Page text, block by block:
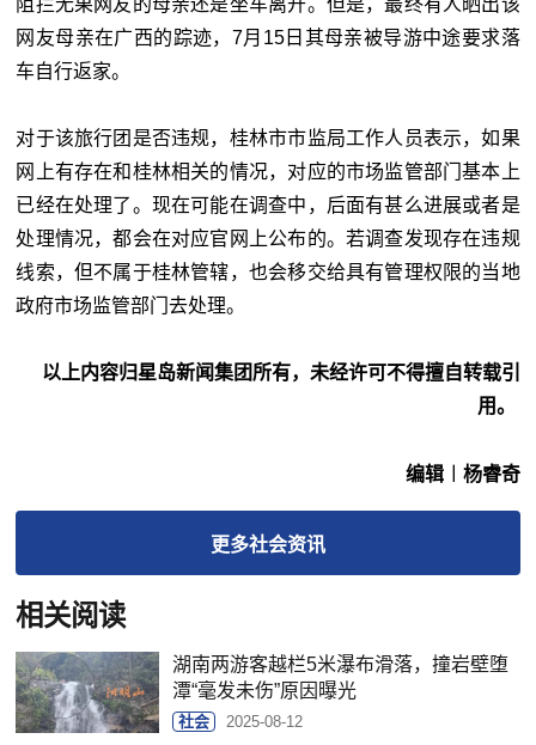
网友母亲在广西的踪迹，7月15日其母亲被导游中途要求落
车自行返家。
对于该旅行团是否违规，桂林市市监局工作人员表示，如果
网上有存在和桂林相关的情况，对应的市场监管部门基本上
已经在处理了。现在可能在调查中，后面有甚么进展或者是
处理情况，都会在对应官网上公布的。若调查发现存在违规
线索，但不属于桂林管辖，也会移交给具有管理权限的当地
政府市场监管部门去处理。
以上内容归星岛新闻集团所有，未经许可不得擅自转载引
用。
编辑︱杨睿奇
更多社会资讯
相关阅读
湖南两游客越栏5米瀑布滑落，撞岩壁堕
潭“毫发未伤”原因曝光
社会 2025-08-12